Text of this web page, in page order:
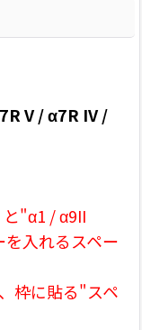
V / α7R IV /
と"α1 / α9II
入れるスペー
枠に貼る"スペ